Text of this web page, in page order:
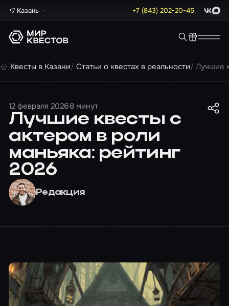
Казань +7 (843) 202-20-45 Max
Квесты в Казани Статьи о квестах в реальности Лучшие
12 февраля 20268 минут
Лучшие квесты с
актером в роли
маньяка: рейтинг
2026
Редакция